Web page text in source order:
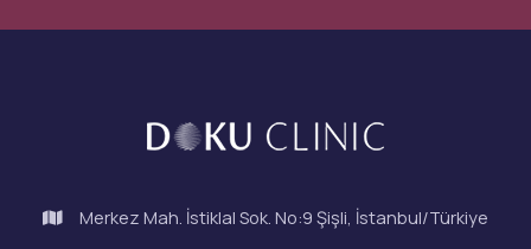
Merkez Mah. İstiklal Sok. No:9 Şişli, İstanbul/Türkiye